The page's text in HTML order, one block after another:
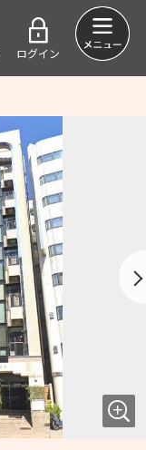
ログイン